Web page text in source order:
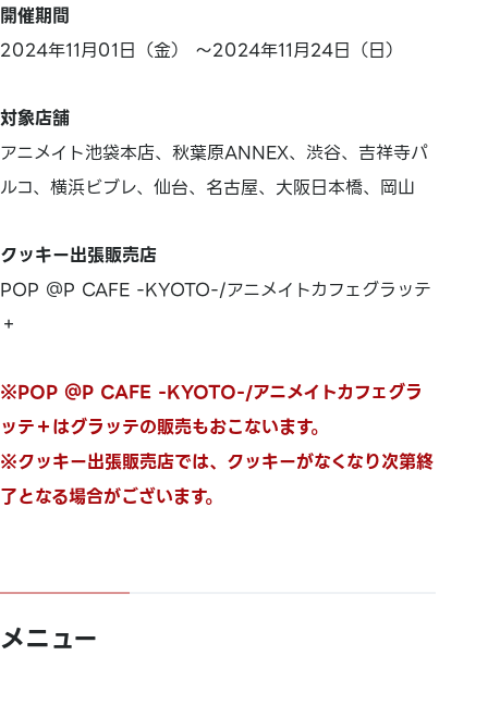
開催期間
2024年11月01日（金） ～2024年11月24日（日）
対象店舗
アニメイト池袋本店、秋葉原ANNEX、渋谷、吉祥寺パ
ルコ、横浜ビブレ、仙台、名古屋、大阪日本橋、岡山
クッキー出張販売店
POP ＠P CAFE -KYOTO-/アニメイトカフェグラッテ
＋
※POP ＠P CAFE -KYOTO-/アニメイトカフェグラ
ッテ＋はグラッテの販売もおこないます。
※クッキー出張販売店では、クッキーがなくなり次第終
了となる場合がございます。
メニュー